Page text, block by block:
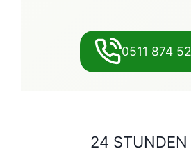
0511 874
24 STUNDEN